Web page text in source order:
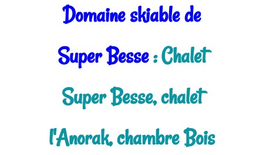
Domaine skiable de
Super Besse: Chalet
Super Besse, chalet
l'Anorak, chambre Bois